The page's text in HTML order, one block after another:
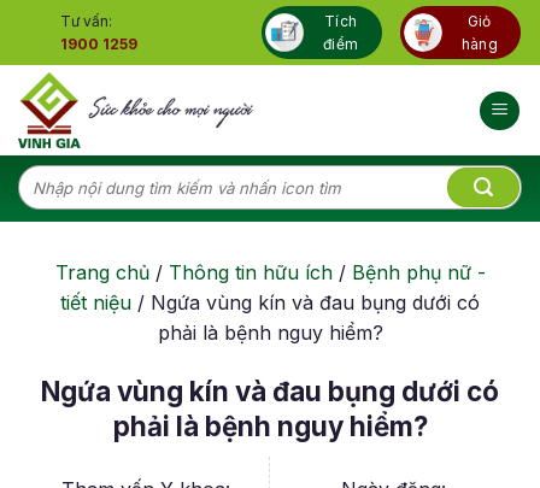
content
Tư vấn:
1900 1259
Tích
điểm
Giỏ
hàng
Tìm
kiếm:
Trang chủ/ Thông tin hữu ích/ Bệnh phụ nữ -
tiết niệu / Ngứa vùng kín và đau bụng dưới có
phải là bệnh nguy hiểm?
Ngứa vùng kín và đau bụng dưới có
phải là bệnh nguy hiểm?